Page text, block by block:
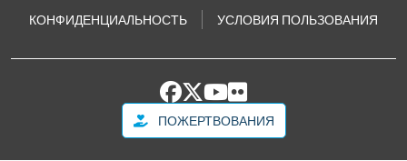
КОНФИДЕНЦИАЛЬНОСТЬ УСЛОВИЯ ПОЛЬЗОВАНИЯ
ПОЖЕРТВОВАНИЯ